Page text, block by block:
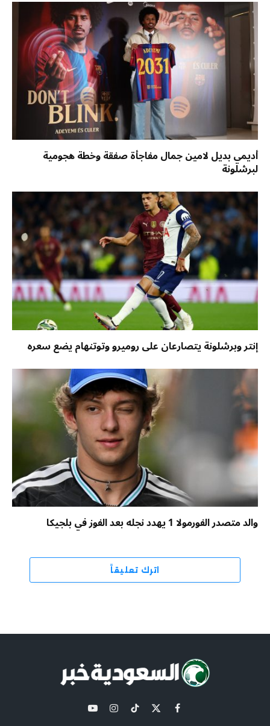
أديمي بديل لامين جمال مفاجأة صفقة وخطة هجومية
لبرشلونة
إنتر وبرشلونة يتصارعان على روميرو وتوتنهام يضع سعره
والد متصدر الفورمولا 1 يهدد نجله بعد الفوز في بلجيكا
اترك تعليقاً
فيسبوك
X تيكتوكالانستغراميوتيوب